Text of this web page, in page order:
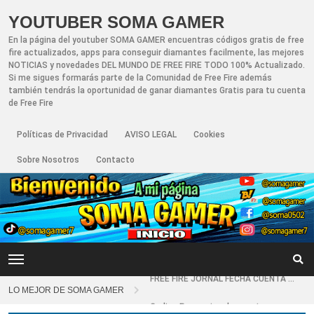
YOUTUBER SOMA GAMER
En la página del youtuber SOMA GAMER encuentras códigos gratis de free
fire actualizados, apps para conseguir diamantes facilmente, las mejores
NOTICIAS y novedades DEL MUNDO DE FREE FIRE TODO 100% Actualizado.
Si me sigues formarás parte de la Comunidad de Free Fire además
también tendrás la oportunidad de ganar diamantes Gratis para tu cuenta
de Free Fire
Políticas de Privacidad AVISO LEGAL Cookies
Sobre Nosotros Contacto
LO MEJOR DE SOMA GAMER
Nuevo recuperador de cuentas de Free Fire actualizado 2026
Como saber si mi cuenta esta baneada free fire
FREE FIRE JORNAL FECHA CUENTA CREADA EN FREE FIRE